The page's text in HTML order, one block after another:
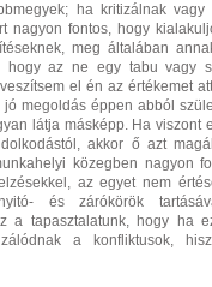
ha kritizálnak
nagyon fontos, hogy
meg általában
hogy az ne egy tabu vagy
el én az értékemet
megoldás éppen abból
látja másképp. Ha viszont
akkor ő azt
közegben nagyon
az egyet nem
és zárókörök
a tapasztalatunk, hogy ha
a konfliktusok,